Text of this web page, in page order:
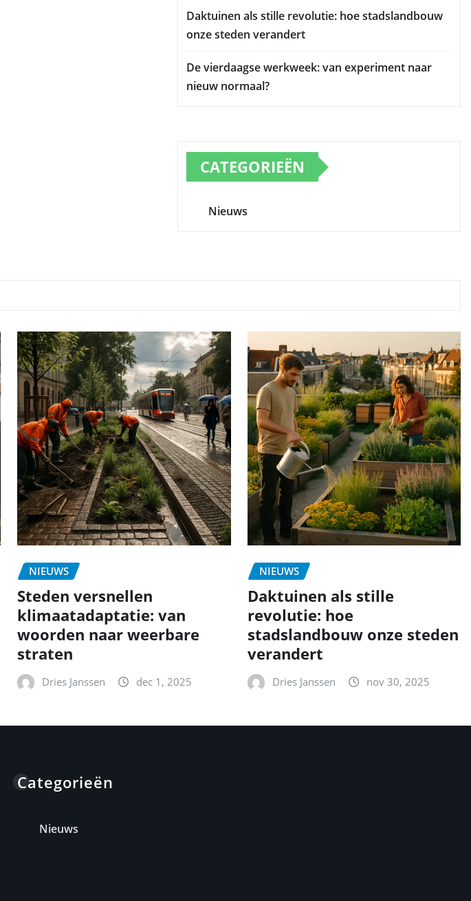
Daktuinen als stille revolutie: hoe stadslandbouw
onze steden verandert
De vierdaagse werkweek: van experiment naar
nieuw normaal?
CATEGORIEËN
Nieuws
NIEUWS
Steden versnellen
klimaatadaptatie: van
woorden naar weerbare
straten
Dries Janssen dec 1, 2025
NIEUWS
Daktuinen als stille
revolutie: hoe
stadslandbouw onze steden
verandert
Dries Janssen nov 30, 2025
Categorieën
Nieuws